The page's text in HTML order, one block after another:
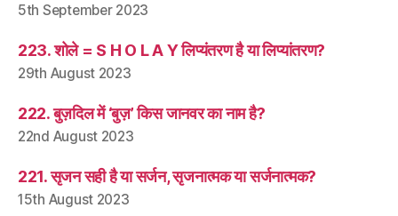
5th September 2023
223. शोले = S H O L A Y लिप्यंतरण है या लिप्यांतरण?
29th August 2023
222. बुज़दिल में ‘बुज़’ किस जानवर का नाम है?
22nd August 2023
221. सृजन सही है या सर्जन, सृजनात्मक या सर्जनात्मक?
15th August 2023